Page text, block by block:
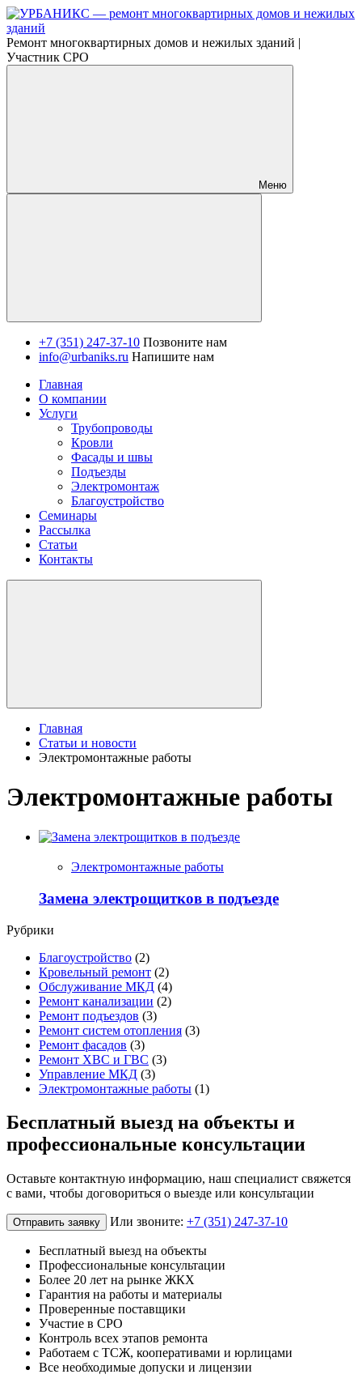
Ремонт многоквартирных домов и нежилых зданий |
Участник СРО
Меню
+7 (351) 247-37-10 Позвоните нам
info@urbaniks.ru Напишите нам
Главная
О компании
Услуги
Трубопроводы
Кровли
Фасады и швы
Подъезды
Электромонтаж
Благоустройство
Семинары
Рассылка
Статьи
Контакты
Главная
Статьи и новости
Электромонтажные работы
Электромонтажные работы
Электромонтажные работы
Замена электрощитков в подъезде
Рубрики
Благоустройство (2)
Кровельный ремонт (2)
Обслуживание МКД (4)
Ремонт канализации (2)
Ремонт подъездов (3)
Ремонт систем отопления (3)
Ремонт фасадов (3)
Ремонт ХВС и ГВС (3)
Управление МКД (3)
Электромонтажные работы (1)
Бесплатный выезд на объекты и
профессиональные консультации
Оставьте контактную информацию, наш специалист свяжется
с вами, чтобы договориться о выезде или консультации
Отправить заявку Или звоните: +7 (351) 247-37-10
Бесплатный выезд на объекты
Профессиональные консультации
Более 20 лет на рынке ЖКХ
Гарантия на работы и материалы
Проверенные поставщики
Участие в СРО
Контроль всех этапов ремонта
Работаем с ТСЖ, кооперативами и юрлицами
Все необходимые допуски и лицензии